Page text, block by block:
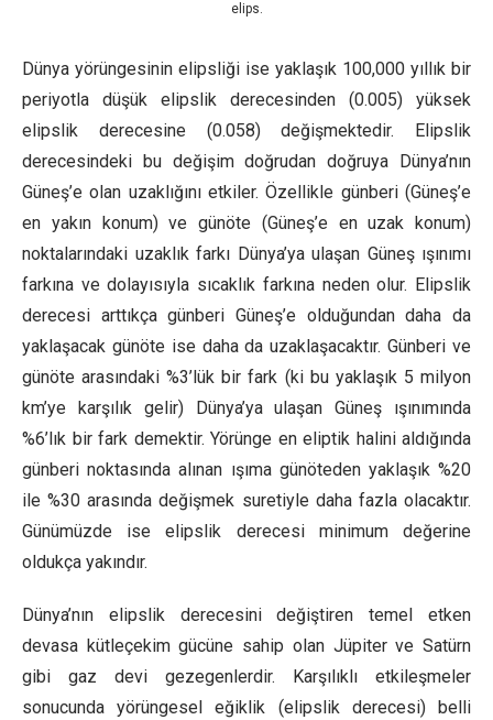
elips.
Dünya yörüngesinin elipsliği ise yaklaşık 100,000 yıllık bir
periyotla düşük elipslik derecesinden (0.005) yüksek
elipslik derecesine (0.058) değişmektedir. Elipslik
derecesindeki bu değişim doğrudan doğruya Dünya’nın
Güneş’e olan uzaklığını etkiler. Özellikle günberi (Güneş’e
en yakın konum) ve günöte (Güneş’e en uzak konum)
noktalarındaki uzaklık farkı Dünya’ya ulaşan Güneş ışınımı
farkına ve dolayısıyla sıcaklık farkına neden olur. Elipslik
derecesi arttıkça günberi Güneş’e olduğundan daha da
yaklaşacak günöte ise daha da uzaklaşacaktır. Günberi ve
günöte arasındaki %3’lük bir fark (ki bu yaklaşık 5 milyon
km’ye karşılık gelir) Dünya’ya ulaşan Güneş ışınımında
%6’lık bir fark demektir. Yörünge en eliptik halini aldığında
günberi noktasında alınan ışıma günöteden yaklaşık %20
ile %30 arasında değişmek suretiyle daha fazla olacaktır.
Günümüzde ise elipslik derecesi minimum değerine
oldukça yakındır.
Dünya’nın elipslik derecesini değiştiren temel etken
devasa kütleçekim gücüne sahip olan Jüpiter ve Satürn
gibi gaz devi gezegenlerdir. Karşılıklı etkileşmeler
sonucunda yörüngesel eğiklik (elipslik derecesi) belli